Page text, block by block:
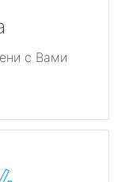
с Вами